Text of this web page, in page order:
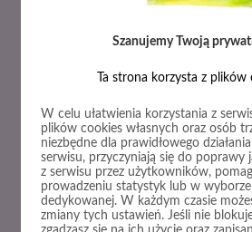
Do czego służą pierwsze
DOWIEDZ SIĘ
Szanujemy Twoją
Ta strona korzysta z plików
W celu ułatwienia korzystania z
plików cookies własnych oraz osób
niezbędne dla prawidłowego
serwisu, przyczyniają się do poprawy
z serwisu przez użytkowników,
prowadzeniu statystyk lub w
dedykowanej. W każdym czasie
zmiany tych ustawień. Jeśli nie